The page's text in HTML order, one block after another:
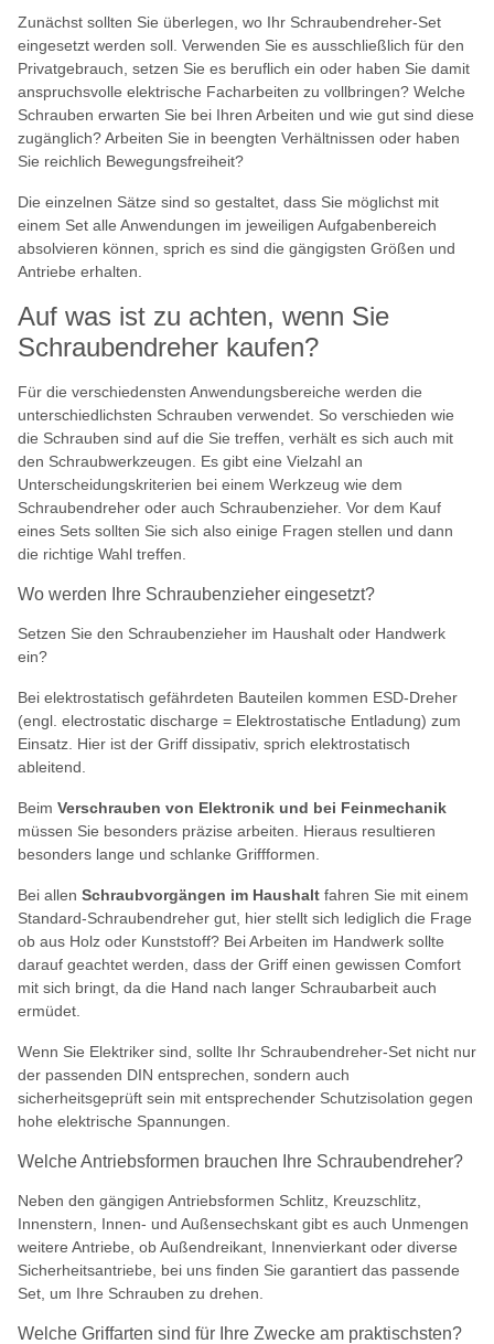
Zunächst sollten Sie überlegen, wo Ihr Schraubendreher-Set
eingesetzt werden soll. Verwenden Sie es ausschließlich für den
Privatgebrauch, setzen Sie es beruflich ein oder haben Sie damit
anspruchsvolle elektrische Facharbeiten zu vollbringen? Welche
Schrauben erwarten Sie bei Ihren Arbeiten und wie gut sind diese
zugänglich? Arbeiten Sie in beengten Verhältnissen oder haben
Sie reichlich Bewegungsfreiheit?
Die einzelnen Sätze sind so gestaltet, dass Sie möglichst mit
einem Set alle Anwendungen im jeweiligen Aufgabenbereich
absolvieren können, sprich es sind die gängigsten Größen und
Antriebe erhalten.
Auf was ist zu achten, wenn Sie
Schraubendreher kaufen?
Für die verschiedensten Anwendungsbereiche werden die
unterschiedlichsten Schrauben verwendet. So verschieden wie
die Schrauben sind auf die Sie treffen, verhält es sich auch mit
den Schraubwerkzeugen. Es gibt eine Vielzahl an
Unterscheidungskriterien bei einem Werkzeug wie dem
Schraubendreher oder auch Schraubenzieher. Vor dem Kauf
eines Sets sollten Sie sich also einige Fragen stellen und dann
die richtige Wahl treffen.
Wo werden Ihre Schraubenzieher eingesetzt?
Setzen Sie den Schraubenzieher im Haushalt oder Handwerk
ein?
Bei elektrostatisch gefährdeten Bauteilen kommen ESD-Dreher
(engl. electrostatic discharge = Elektrostatische Entladung) zum
Einsatz. Hier ist der Griff dissipativ, sprich elektrostatisch
ableitend.
Beim Verschrauben von Elektronik und bei Feinmechanik
müssen Sie besonders präzise arbeiten. Hieraus resultieren
besonders lange und schlanke Griffformen.
Bei allen Schraubvorgängen im Haushalt fahren Sie mit einem
Standard-Schraubendreher gut, hier stellt sich lediglich die Frage
ob aus Holz oder Kunststoff? Bei Arbeiten im Handwerk sollte
darauf geachtet werden, dass der Griff einen gewissen Comfort
mit sich bringt, da die Hand nach langer Schraubarbeit auch
ermüdet.
Wenn Sie Elektriker sind, sollte Ihr Schraubendreher-Set nicht nur
der passenden DIN entsprechen, sondern auch
sicherheitsgeprüft sein mit entsprechender Schutzisolation gegen
hohe elektrische Spannungen.
Welche Antriebsformen brauchen Ihre Schraubendreher?
Neben den gängigen Antriebsformen Schlitz, Kreuzschlitz,
Innenstern, Innen- und Außensechskant gibt es auch Unmengen
weitere Antriebe, ob Außendreikant, Innenvierkant oder diverse
Sicherheitsantriebe, bei uns finden Sie garantiert das passende
Set, um Ihre Schrauben zu drehen.
Welche Griffarten sind für Ihre Zwecke am praktischsten?